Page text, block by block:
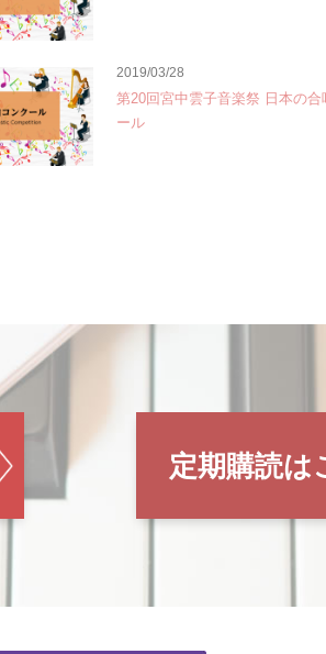
2019/03/28
第20回宮中雲子音楽祭 日本の合
ール
定期購読は